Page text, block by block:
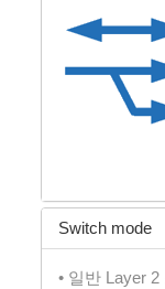
Switch mode
• 일반 Layer